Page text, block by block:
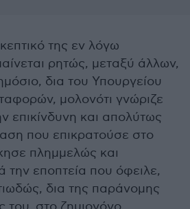
της εν λόγω
ρητώς, μεταξύ άλλων,
δια του Υπουργείου
μολονότι γνώριζε
επικίνδυνη και απολύτως
που επικρατούσε στο
πλημμελώς και
την εποπτεία που όφειλε,
δια της παράνομης